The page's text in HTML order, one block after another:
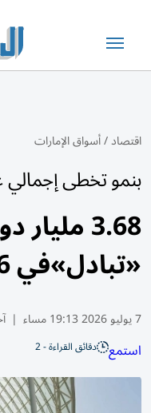
اقتصاد/أسواق الإمارات
بنمو تخطى إجمالي عام 2025
3.68
«تبادل»في 6 أشهر
7 يوليو 2026 19:13 مساء |
استمع دقائق القراءة - 2